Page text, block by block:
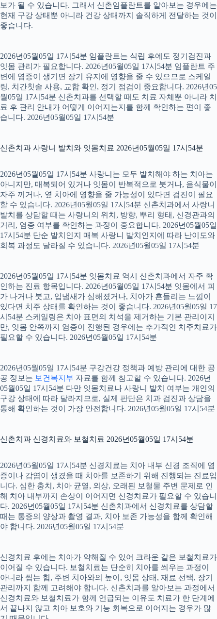
보가 될 수 있습니다. 그래서 신촌임플란트를 알아보는 경우에는
현재 구강 상태뿐 아니라 건강 상태까지 솔직하게 전달하는 것이
좋습니다.
2026년05월05일 17시54분 임플란트는 식립 후에도 정기검진과
잇몸 관리가 필요합니다. 2026년05월05일 17시54분 임플란트 주
변에 염증이 생기면 장기 유지에 영향을 줄 수 있으므로 스케일
링, 치간칫솔 사용, 교합 확인, 정기 점검이 중요합니다. 2026년05
월05일 17시54분 신촌치과를 선택할 때도 치료 자체뿐 아니라 치
료 후 관리 안내가 어떻게 이어지는지를 함께 확인하는 편이 좋
습니다. 2026년05월05일 17시54분
신촌치과 사랑니 발치와 잇몸치료 2026년05월05일 17시54분
2026년05월05일 17시54분 사랑니는 모두 발치해야 하는 치아는
아니지만, 매복되어 있거나 잇몸이 반복적으로 붓거나, 음식물이
자주 끼거나, 옆 치아에 영향을 줄 가능성이 있다면 검진이 필요
할 수 있습니다. 2026년05월05일 17시54분 신촌치과에서 사랑니
발치를 상담할 때는 사랑니의 위치, 방향, 뿌리 형태, 신경관과의
거리, 염증 여부를 확인하는 과정이 중요합니다. 2026년05월05일
17시54분 단순 발치인지 매복 사랑니 발치인지에 따라 난이도와
회복 과정도 달라질 수 있습니다. 2026년05월05일 17시54분
2026년05월05일 17시54분 잇몸치료 역시 신촌치과에서 자주 확
인하는 진료 항목입니다. 2026년05월05일 17시54분 잇몸에서 피
가 나거나 붓고, 입냄새가 심해졌거나, 치아가 흔들리는 느낌이
있다면 치주 상태를 확인하는 것이 좋습니다. 2026년05월05일 17
시54분 스케일링은 치아 표면의 치석을 제거하는 기본 관리이지
만, 잇몸 안쪽까지 염증이 진행된 경우에는 추가적인 치주치료가
필요할 수 있습니다. 2026년05월05일 17시54분
2026년05월05일 17시54분 구강건강 정책과 예방 관리에 대한 공
공 정보는 보건복지부 자료를 함께 참고할 수 있습니다. 2026년
05월05일 17시54분 다만 잇몸치료나 사랑니 발치 여부는 개인의
구강 상태에 따라 달라지므로, 실제 판단은 치과 검진과 상담을
통해 확인하는 것이 가장 안전합니다. 2026년05월05일 17시54분
신촌치과 신경치료와 보철치료 2026년05월05일 17시54분
2026년05월05일 17시54분 신경치료는 치아 내부 신경 조직에 염
증이나 감염이 생겼을 때 치아를 보존하기 위해 진행되는 진료입
니다. 심한 충치, 치아 균열, 외상, 오래된 보철물 주변 문제로 인
해 치아 내부까지 손상이 이어지면 신경치료가 필요할 수 있습니
다. 2026년05월05일 17시54분 신촌치과에서 신경치료를 상담할
때는 통증의 양상과 촬영 결과, 치아 보존 가능성을 함께 확인해
야 합니다. 2026년05월05일 17시54분
신경치료 후에는 치아가 약해질 수 있어 크라운 같은 보철치료가
이어질 수 있습니다. 보철치료는 단순히 치아를 씌우는 과정이
아니라 씹는 힘, 주변 치아와의 높이, 잇몸 상태, 재료 선택, 장기
관리까지 함께 고려해야 합니다. 신촌치과를 알아보는 과정에서
신경치료와 보철치료가 함께 언급되는 이유도 치료가 한 단계에
서 끝나지 않고 치아 보호와 기능 회복으로 이어지는 경우가 많